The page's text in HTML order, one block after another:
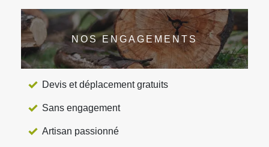
NOS ENGAGEMENTS
Devis et déplacement gratuits
Sans engagement
Artisan passionné